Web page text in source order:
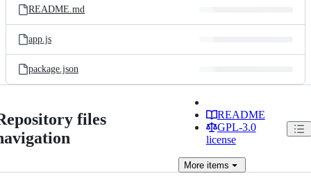
README.md
app.js
package.json
files
README
GPL-3.0
license
Moreitems